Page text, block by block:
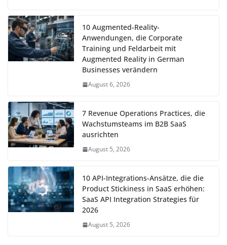
10 Augmented-Reality-
Anwendungen, die Corporate
Training und Feldarbeit mit
Augmented Reality in German
Businesses verändern
August 6, 2026
7 Revenue Operations Practices, die
Wachstumsteams im B2B SaaS
ausrichten
August 5, 2026
10 API-Integrations-Ansätze, die die
Product Stickiness in SaaS erhöhen:
SaaS API Integration Strategies für
2026
August 5, 2026